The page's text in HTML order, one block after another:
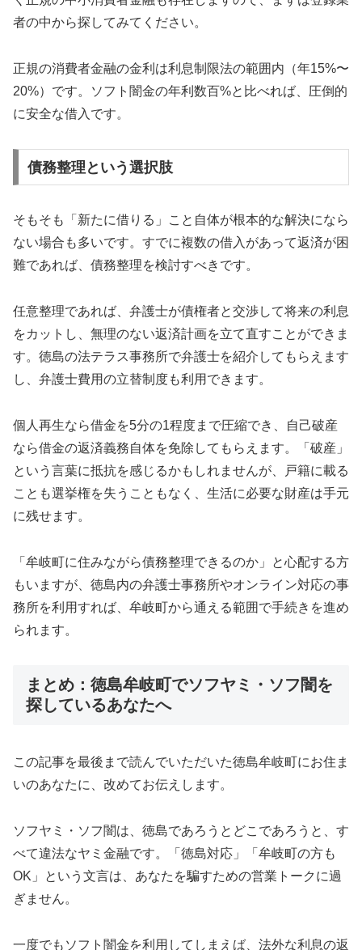
者の中から探してみてください。
正規の消費者金融の金利は利息制限法の範囲内（年15%〜
20%）です。ソフト闇金の年利数百%と比べれば、圧倒的
に安全な借入です。
債務整理という選択肢
そもそも「新たに借りる」こと自体が根本的な解決になら
ない場合も多いです。すでに複数の借入があって返済が困
難であれば、債務整理を検討すべきです。
任意整理であれば、弁護士が債権者と交渉して将来の利息
をカットし、無理のない返済計画を立て直すことができま
す。徳島の法テラス事務所で弁護士を紹介してもらえます
し、弁護士費用の立替制度も利用できます。
個人再生なら借金を5分の1程度まで圧縮でき、自己破産
なら借金の返済義務自体を免除してもらえます。「破産」
という言葉に抵抗を感じるかもしれませんが、戸籍に載る
ことも選挙権を失うこともなく、生活に必要な財産は手元
に残せます。
「牟岐町に住みながら債務整理できるのか」と心配する方
もいますが、徳島内の弁護士事務所やオンライン対応の事
務所を利用すれば、牟岐町から通える範囲で手続きを進め
られます。
まとめ：徳島牟岐町でソフヤミ・ソフ闇を
探しているあなたへ
この記事を最後まで読んでいただいた徳島牟岐町にお住ま
いのあなたに、改めてお伝えします。
ソフヤミ・ソフ闇は、徳島であろうとどこであろうと、す
べて違法なヤミ金融です。「徳島対応」「牟岐町の方も
OK」という文言は、あなたを騙すための営業トークに過
ぎません。
一度でもソフト闇金を利用してしまえば、法外な利息の返